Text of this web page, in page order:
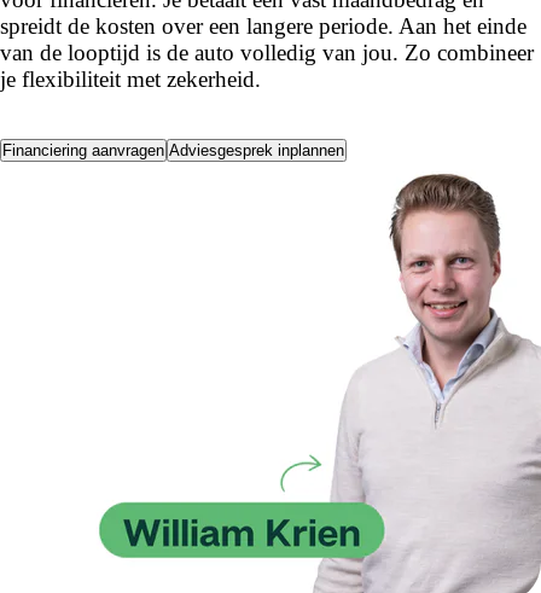
spreidt de kosten over een langere periode. Aan het einde
van de looptijd is de auto volledig van jou. Zo combineer
je flexibiliteit met zekerheid.
Financiering aanvragen Adviesgesprek inplannen